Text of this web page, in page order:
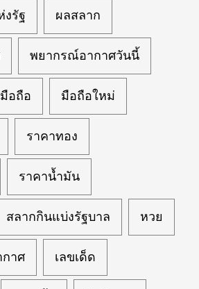
งรัฐ ผลสลาก
พยากรณ์อากาศวันนี้
มือถือ มือถือใหม่
ราคาทอง
ราคาน้ำมัน
สลากกินแบ่งรัฐบาล หวย
กาศ เลขเด็ด